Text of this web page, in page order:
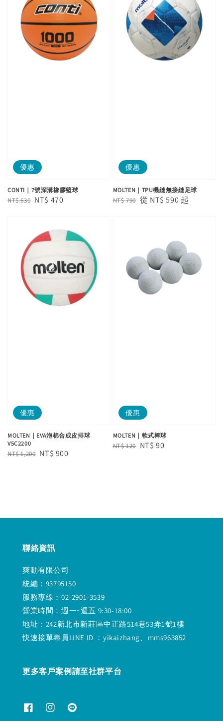
優惠
CONTI｜7號深溝橡膠籃球
Regular
NT$ 630 Sale
NT$ 470
優惠
MOLTEN｜TPU機縫無接縫足球
Regular
NT$ 790 Sale
從 NT$ 590 起
優惠
MOLTEN｜EVA泡棉合成皮排球
V5C2200
Regular
NT$ 1,200 Sale
NT$ 900
優惠
MOLTEN｜軟式棒球
Regular
NT$ 120 Sale
NT$ 90
聯絡資訊
爽動有限公司
統編：93795150
服務專線：02-2901-3539
營業時間：週一~週五 9:30-18:00
地址：242新北市新莊區中正路514巷53弄1號1樓
快速接單專員LINE ID ：yikaizhang、mms963852
更多客戶案例請至社群平台